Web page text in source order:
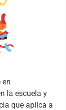
en
la escuela y
que aplica a